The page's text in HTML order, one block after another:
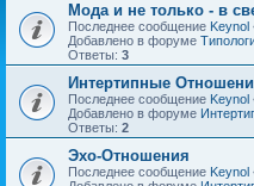
Мода и не только - в
Последнее сообщение Keynol
Добавлено в форуме
Ответы: 3
Интертипные
Последнее сообщение Keynol
Добавлено в форуме
Ответы: 2
Эхо-Отношения
Последнее сообщение Keynol